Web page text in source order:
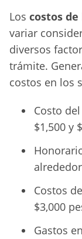
Los costos
variar
diversos
trámite.
costos en los
Costo
$1,500 y
Costos
$3,000
Gastos